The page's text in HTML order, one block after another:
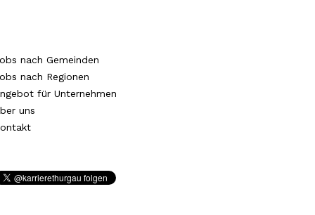
nach Gemeinden
nach Regionen
für Unternehmen
uns